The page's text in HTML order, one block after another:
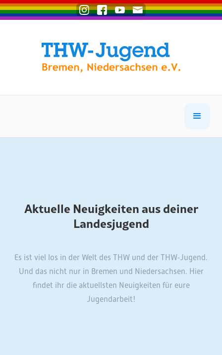
Aktuelle Neuigkeiten aus deiner
Landesjugend
Es ist viel los in der Welt des THW und der THW‑Jugend.
Und das nicht nur in Bremen und Niedersachsen. Hier
findet ihr die aktuellsten Neuigkeiten für eure
Jugendarbeit!